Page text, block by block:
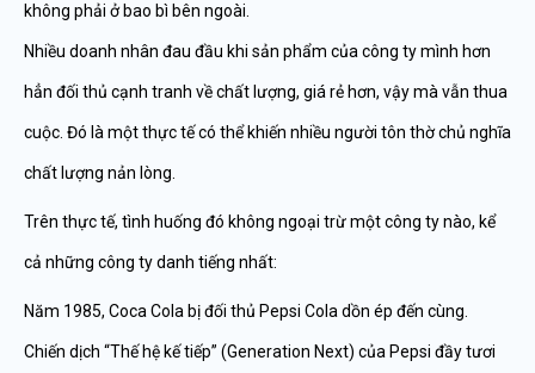
không phải ở bao bì bên ngoài.
Nhiều doanh nhân đau đầu khi sản phẩm của công ty mình hơn
hẳn đối thủ cạnh tranh về chất lượng, giá rẻ hơn, vậy mà vẫn thua
cuộc. Đó là một thực tế có thể khiến nhiều người tôn thờ chủ nghĩa
chất lượng nản lòng.
Trên thực tế, tình huống đó không ngoại trừ một công ty nào, kể
cả những công ty danh tiếng nhất:
Năm 1985, Coca Cola bị đối thủ Pepsi Cola dồn ép đến cùng.
Chiến dịch “Thế hệ kế tiếp” (Generation Next) của Pepsi đầy tươi